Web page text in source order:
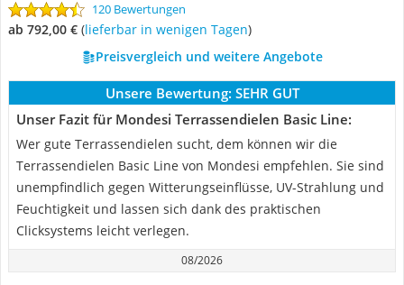
120 Bewertungen
ab 792,00 € ( Lieferbar in wenigen Tagen)
Preisvergleich und weitere Angebote
Unsere Bewertung: SEHR GUT
Unser Fazit für Mondesi Terrassendielen Basic Line:
Wer gute Terrassendielen sucht, dem können wir die
Terrassendielen Basic Line von Mondesi empfehlen. Sie sind
unempfindlich gegen Witterungseinflüsse, UV-Strahlung und
Feuchtigkeit und lassen sich dank des praktischen
Clicksystems leicht verlegen.
08/2026